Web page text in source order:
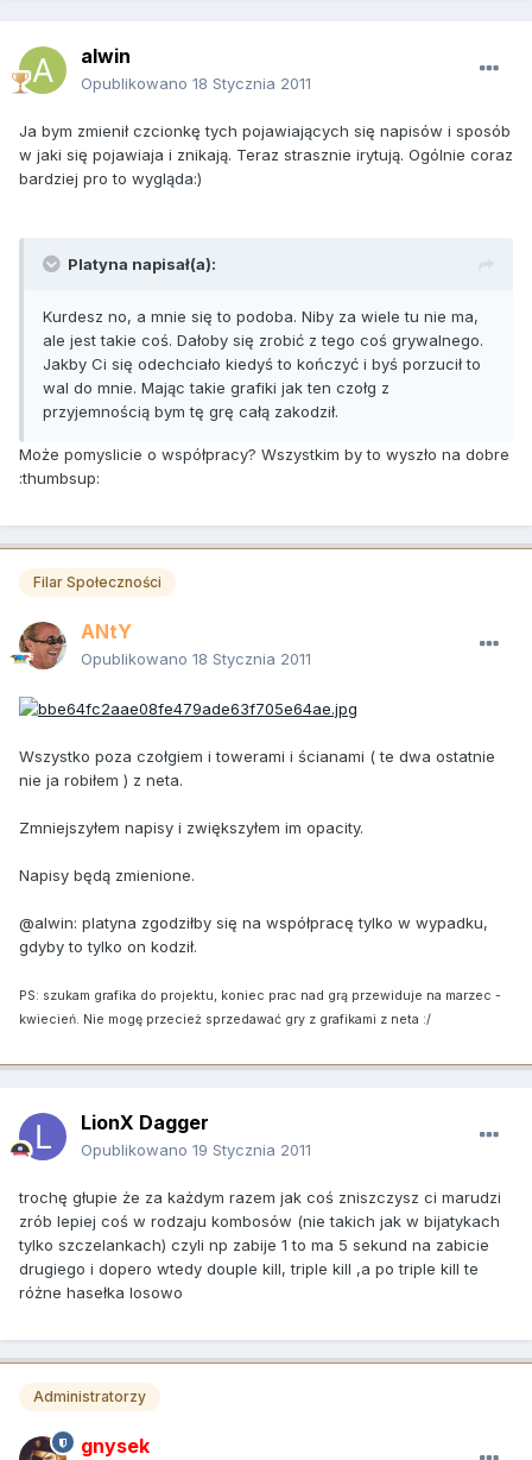
alwin
Opublikowano 18 Stycznia 2011
Ja bym zmienił czcionkę tych pojawiających się napisów i sposób
w jaki się pojawiaja i znikają. Teraz strasznie irytują. Ogólnie coraz
bardziej pro to wygląda:)
Platyna napisał(a):
Kurdesz no, a mnie się to podoba. Niby za wiele tu nie ma,
ale jest takie coś. Dałoby się zrobić z tego coś grywalnego.
Jakby Ci się odechciało kiedyś to kończyć i byś porzucił to
wal do mnie. Mając takie grafiki jak ten czołg z
przyjemnością bym tę grę całą zakodził.
Może pomyslicie o współpracy? Wszystkim by to wyszło na dobre
:thumbsup:
Filar Społeczności
ANtY
Opublikowano 18 Stycznia 2011
Wszystko poza czołgiem i towerami i ścianami ( te dwa ostatnie
nie ja robiłem ) z neta.
Zmniejszyłem napisy i zwiększyłem im opacity.
Napisy będą zmienione.
@alwin: platyna zgodziłby się na współpracę tylko w wypadku,
gdyby to tylko on kodził.
PS: szukam grafika do projektu, koniec prac nad grą przewiduje na marzec -
kwiecień. Nie mogę przecież sprzedawać gry z grafikami z neta :/
LionX Dagger
Opublikowano 19 Stycznia 2011
trochę głupie że za każdym razem jak coś zniszczysz ci marudzi
zrób lepiej coś w rodzaju kombosów (nie takich jak w bijatykach
tylko szczelankach) czyli np zabije 1 to ma 5 sekund na zabicie
drugiego i dopero wtedy douple kill, triple kill ,a po triple kill te
różne hasełka losowo
Administratorzy
gnysek